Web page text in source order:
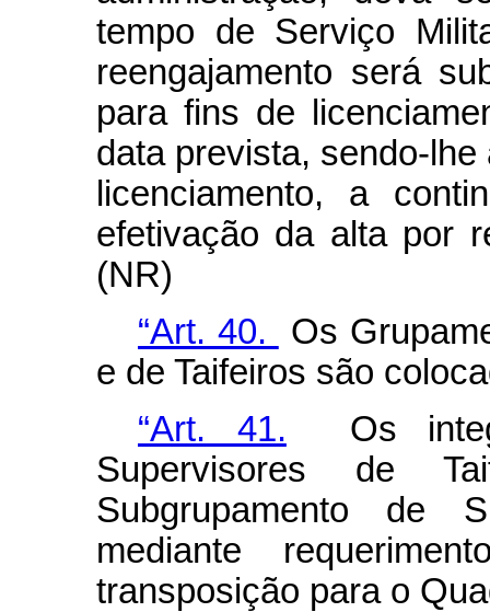
tempo de Serviço
reengajamento será
para fins de
data prevista, sendo-
licenciamento, a
efetivação da alta por
(NR)
“Art. 40.
Os
e de Taifeiros são
“Art. 41. Os
Supervisores de
Subgrupamento de
mediante
transposição para o